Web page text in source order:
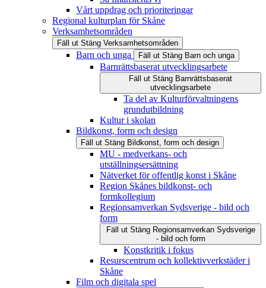
Vårt uppdrag och prioriteringar
Regional kulturplan för Skåne
Verksamhetsområden
Fäll ut Stäng Verksamhetsområden
Barn och unga Fäll ut Stäng Barn och unga
Barnrättsbaserat utvecklingsarbete
Fäll ut Stäng Barnrättsbaserat
utvecklingsarbete
Ta del av Kulturförvaltningens
grundutbildning
Kultur i skolan
Bildkonst, form och design
Fäll ut Stäng Bildkonst, form och design
MU - medverkans- och
utställningsersättning
Nätverket för offentlig konst i Skåne
Region Skånes bildkonst- och
formkollegium
Regionsamverkan Sydsverige - bild och
form
Fäll ut Stäng Regionsamverkan Sydsverige
- bild och form
Konstkritik i fokus
Resurscentrum och kollektivverkstäder i
Skåne
Film och digitala spel